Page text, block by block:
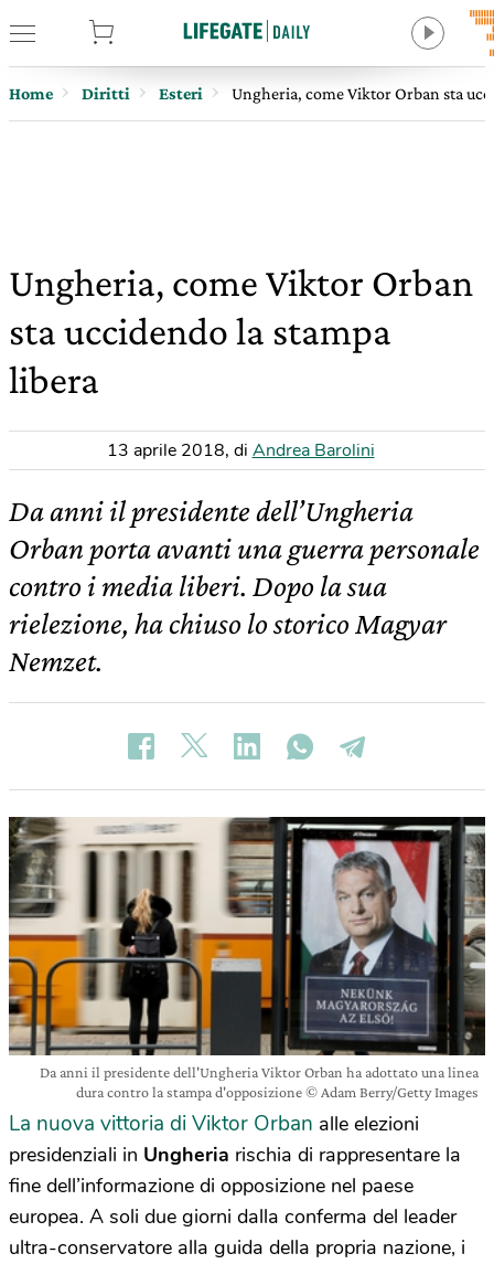
Home Diritti Esteri Ungheria, come Viktor Orban sta
Ungheria, come Viktor Orban
sta uccidendo la stampa
libera
13 aprile 2018, di Andrea Barolini
Da anni il presidente dell’Ungheria
Orban porta avanti una guerra personale
contro i media liberi. Dopo la sua
rielezione, ha chiuso lo storico Magyar
Nemzet.
Da anni il presidente dell'Ungheria Viktor Orban ha adottato una linea
dura contro la stampa d'opposizione © Adam Berry/Getty Images
La nuova vittoria di Viktor Orban alle elezioni
presidenziali in Ungheria rischia di rappresentare la
fine dell’informazione di opposizione nel paese
europea. A soli due giorni dalla conferma del leader
ultra-conservatore alla guida della propria nazione, i